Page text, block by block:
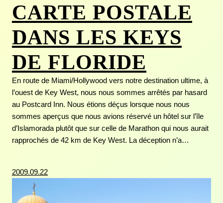
CARTE POSTALE
DANS LES KEYS
DE FLORIDE
En route de Miami/Hollywood vers notre destination ultime, à
l’ouest de Key West, nous nous sommes arrêtés par hasard
au Postcard Inn. Nous étions déçus lorsque nous nous
sommes aperçus que nous avions réservé un hôtel sur l’île
d’Islamorada plutôt que sur celle de Marathon qui nous aurait
rapprochés de 42 km de Key West. La déception n’a…
2009.09.22